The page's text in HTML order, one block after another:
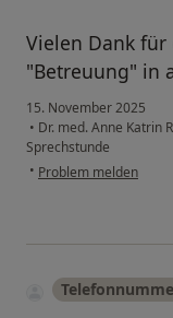
Vielen Dank
"Betreuung" in
15. November 2025
• Dr. med. Anne Katrin
Sprechstunde
• Problem melden